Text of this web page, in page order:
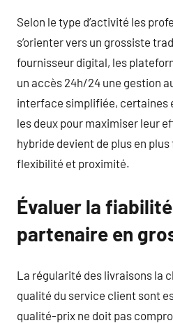
Selon le type d’activité les
s’orienter vers un grossiste
fournisseur digital, les
un accès 24h/24 une gestion
interface simplifiée, certaines
les deux pour maximiser leur
hybride devient de plus en
flexibilité et proximité.
Évaluer la fiabilité
partenaire en
La régularité des livraisons la
qualité du service client sont
qualité-prix ne doit pas